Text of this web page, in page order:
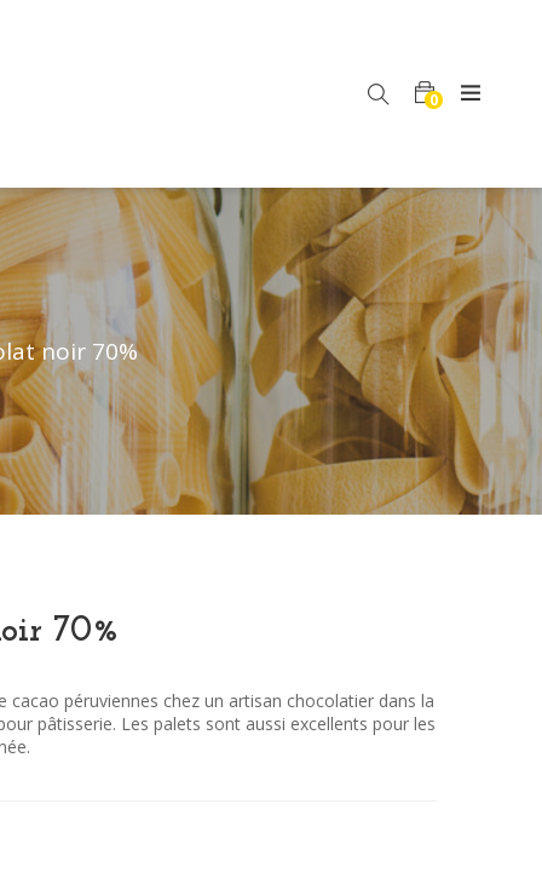
0
noir 70%
70%
cacao péruviennes chez un artisan chocolatier dans la
pâtisserie. Les palets sont aussi excellents pour les